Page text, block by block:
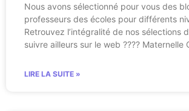
Nous avons sélectionné pour vous des
professeurs des écoles pour différents
Retrouvez l’intégralité de nos sélections
suivre ailleurs sur le web ???? Maternelle
LIRE LA SUITE »